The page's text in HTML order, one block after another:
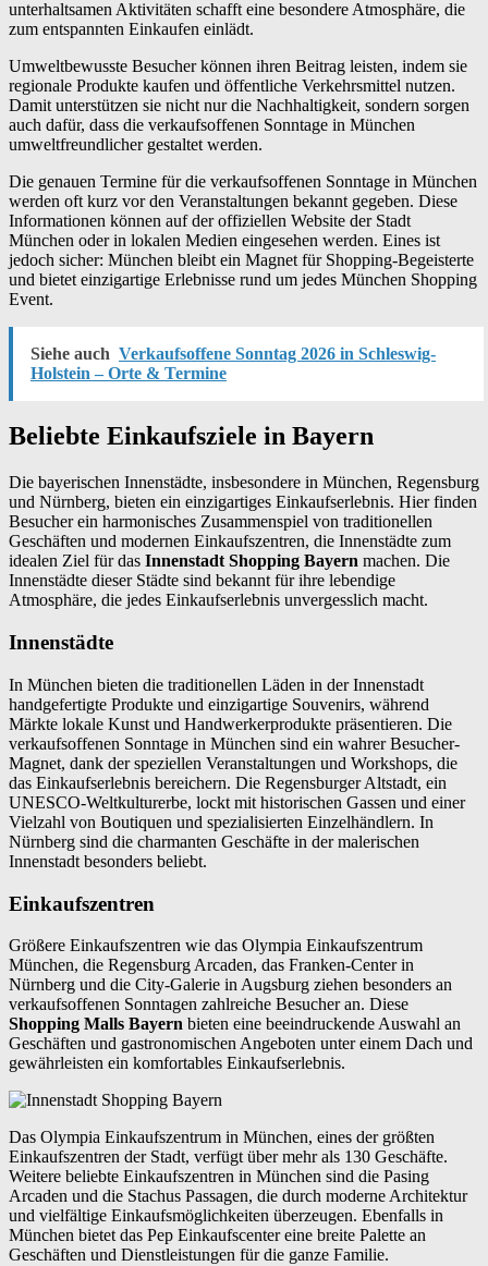
unterhaltsamen Aktivitäten schafft eine besondere Atmosphäre, die
zum entspannten Einkaufen einlädt.
Umweltbewusste Besucher können ihren Beitrag leisten, indem sie
regionale Produkte kaufen und öffentliche Verkehrsmittel nutzen.
Damit unterstützen sie nicht nur die Nachhaltigkeit, sondern sorgen
auch dafür, dass die verkaufsoffenen Sonntage in München
umweltfreundlicher gestaltet werden.
Die genauen Termine für die verkaufsoffenen Sonntage in München
werden oft kurz vor den Veranstaltungen bekannt gegeben. Diese
Informationen können auf der offiziellen Website der Stadt
München oder in lokalen Medien eingesehen werden. Eines ist
jedoch sicher: München bleibt ein Magnet für Shopping-Begeisterte
und bietet einzigartige Erlebnisse rund um jedes München Shopping
Event.
Siehe auch Verkaufsoffene Sonntag 2026 in Schleswig-
Holstein – Orte & Termine
Beliebte Einkaufsziele in Bayern
Die bayerischen Innenstädte, insbesondere in München, Regensburg
und Nürnberg, bieten ein einzigartiges Einkaufserlebnis. Hier finden
Besucher ein harmonisches Zusammenspiel von traditionellen
Geschäften und modernen Einkaufszentren, die Innenstädte zum
idealen Ziel für das Innenstadt Shopping Bayern machen. Die
Innenstädte dieser Städte sind bekannt für ihre lebendige
Atmosphäre, die jedes Einkaufserlebnis unvergesslich macht.
Innenstädte
In München bieten die traditionellen Läden in der Innenstadt
handgefertigte Produkte und einzigartige Souvenirs, während
Märkte lokale Kunst und Handwerkerprodukte präsentieren. Die
verkaufsoffenen Sonntage in München sind ein wahrer Besucher-
Magnet, dank der speziellen Veranstaltungen und Workshops, die
das Einkaufserlebnis bereichern. Die Regensburger Altstadt, ein
UNESCO-Weltkulturerbe, lockt mit historischen Gassen und einer
Vielzahl von Boutiquen und spezialisierten Einzelhändlern. In
Nürnberg sind die charmanten Geschäfte in der malerischen
Innenstadt besonders beliebt.
Einkaufszentren
Größere Einkaufszentren wie das Olympia Einkaufszentrum
München, die Regensburg Arcaden, das Franken-Center in
Nürnberg und die City-Galerie in Augsburg ziehen besonders an
verkaufsoffenen Sonntagen zahlreiche Besucher an. Diese
Shopping Malls Bayern bieten eine beeindruckende Auswahl an
Geschäften und gastronomischen Angeboten unter einem Dach und
gewährleisten ein komfortables Einkaufserlebnis.
Das Olympia Einkaufszentrum in München, eines der größten
Einkaufszentren der Stadt, verfügt über mehr als 130 Geschäfte.
Weitere beliebte Einkaufszentren in München sind die Pasing
Arcaden und die Stachus Passagen, die durch moderne Architektur
und vielfältige Einkaufsmöglichkeiten überzeugen. Ebenfalls in
München bietet das Pep Einkaufscenter eine breite Palette an
Geschäften und Dienstleistungen für die ganze Familie.